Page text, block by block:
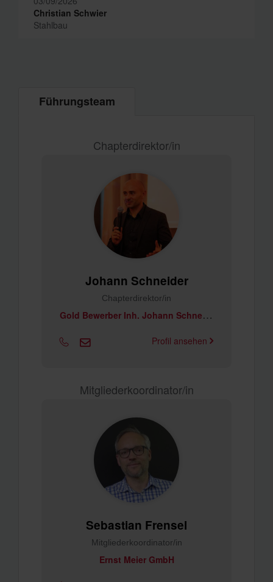
Christian Schwier
Stahlbau
Führungsteam
Chapterdirektor/in
Johann Schneider
Chapterdirektor/in
G
old Bewerber Inh. Johann Schneider
Profil ansehen
Mitgliederkoordinator/in
Sebastian Frensel
Mitgliederkoordinator/in
Ernst Meier GmbH